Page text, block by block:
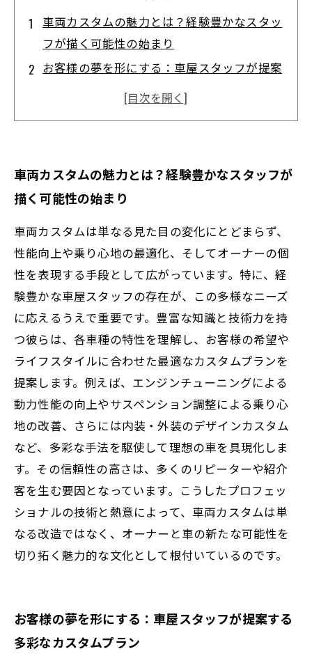
車両カスタムの魅力とは？経験豊かなスタッ
フが描く可能性の始まり
お客様の夢を形にする：車屋スタッフが提案
する多彩なカスタムプラン
ト：スタッフのこだわりとは
理想の愛車完成までのストーリー：経験豊か
なスタッフが支える信頼の証
車両カスタムの最新トレンドと未来展望：豊
富な経験が導く革新的技術
カスタムカーの深さに触れる：車屋スタッフ
が語る奥行きの世界
車両カスタムの魅力とは？経験豊かなスタッフが
描く可能性の始まり
車両カスタムは単なる見た目の変化にとどまらず、
性能向上や乗り心地の最適化、そしてオーナーの個
性を表現する手段として広がっています。特に、経
験豊かな車屋スタッフの存在が、この多様なニーズ
に応えるうえで重要です。豊富な知識と技術力を持
つ彼らは、各車種の特性を理解し、お客様の希望や
ライフスタイルに合わせた最適なカスタムプランを
提案します。例えば、エンジンチューニングによる
動力性能の向上やサスペンション調整による乗り心
地の改善、さらには内装・外装のデザインカスタム
など、多彩な手法を駆使して理想の車を具現化しま
す。その信頼性の高さは、多くのリピーターや紹介
客を生む要因となっています。こうしたプロフェッ
ショナルの技術と熱意によって、車両カスタムは単
なる改造ではなく、オーナーと車の新たな可能性を
切り拓く魅力的な文化として根付いているのです。
お客様の夢を形にする：車屋スタッフが提案する
多彩なカスタムプラン